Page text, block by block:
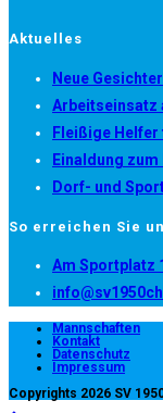
Aktuelles
Neue
Arbeitseinsatz
Fleißige
Einaldung
Dorf- und
So erreichen Sie
Am Sportplatz
Mannschaften
Kontakt
Datenschutz
Impressum
Copyrights 2026 SV